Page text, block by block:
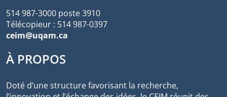
514 987-3000 poste 3910
Télécopieur : 514 987-0397
ceim@uqam.ca
À PROPOS
Doté d’une structure favorisant la recherche,